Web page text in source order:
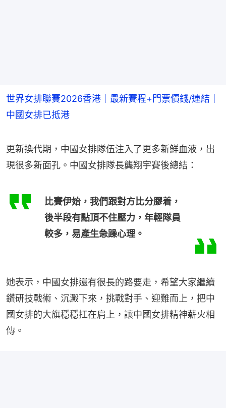
世界女排聯賽2026香港｜最新賽程+門票價錢/連結｜
中國女排已抵港
更新換代期，中國女排隊伍注入了更多新鮮血液，出
現很多新面孔。中國女排隊長龔翔宇賽後總結：
比賽伊始，我們跟對方比分膠着，
後半段有點頂不住壓力，年輕隊員
較多，易產生急躁心理。
她表示，中國女排還有很長的路要走，希望大家繼續
鑽研技戰術、沉澱下來，挑戰對手、迎難而上，把中
國女排的大旗穩穩扛在肩上，讓中國女排精神薪火相
傳。